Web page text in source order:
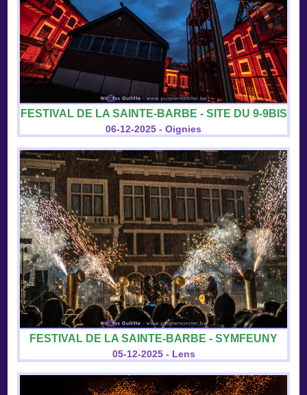
FESTIVAL DE LA SAINTE-BARBE - SITE DU 9-9BIS
06-12-2025 - Oignies
FESTIVAL DE LA SAINTE-BARBE - SYMFEUNY
05-12-2025 - Lens